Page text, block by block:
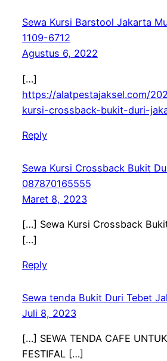
Sewa Kursi Barstool Jakarta
1109-6712
Agustus 6, 2022
[…]
https://alatpestajaksel.com/
kursi-crossback-bukit-duri-
Reply
Sewa Kursi Crossback Bukit
087870165555
Maret 8, 2023
[…] Sewa Kursi Crossback
[…]
Reply
Sewa tenda Bukit Duri Tebet
Juli 8, 2023
[…] SEWA TENDA CAFE
FESTIFAL […]